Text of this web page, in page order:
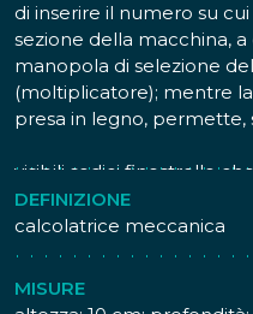
di inserire il numero su
sezione della macchina,
manopola di selezione
(moltiplicatore); mentre
presa in legno, permette,
visibili sedici finestrelle
dell'operazione; questa
sezione di accumulazione
appunto accumulatore.
La sezione di input è
rotazione della
DEFINIZIONE
calcolatrice meccanica
MISURE